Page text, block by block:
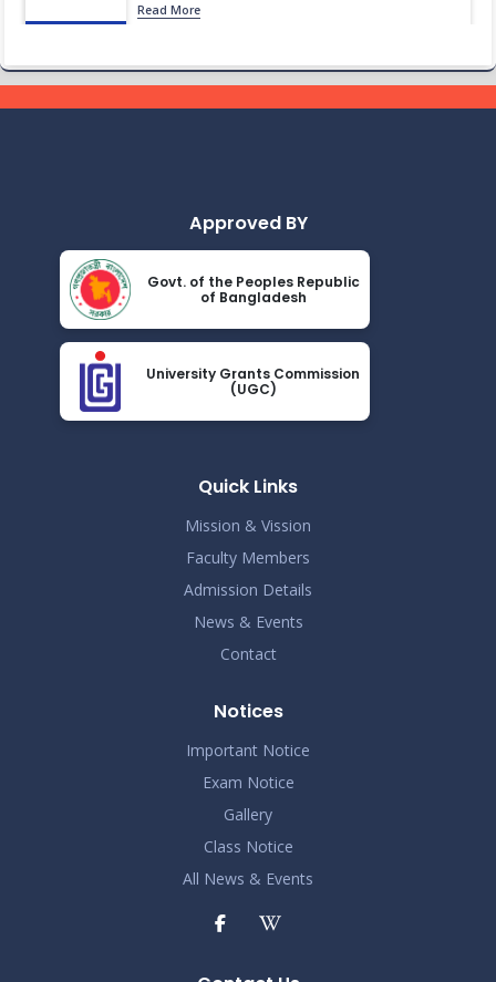
2024
Read More
ধূমপান, পান সেবন করা ও মাদক সেবন করা সম্পূর্ণ নিষিদ্ধ।
Nov 19
2024
আন্তর্জাতিক মাতৃভাষা দিবস ও শহীদ দিবস পালন প্রসঙ্গে বিজ্ঞপ্তি
Read More
Nov 19
2024
এপ্রিল ২০২৩ সেমিস্টারের ফাইনাল পরীক্ষার (অনুষ্ঠিতব্য অক্টোবর ২০২৩)
বিজ্ঞপ্তি
Approved BY
Govt. of the Peoples Republic
of Bangladesh
University Grants Commission
(UGC)
Quick Links
Mission & Vission
Faculty Members
Admission Details
News & Events
Contact
Notices
Important Notice
Exam Notice
Gallery
Class Notice
All News & Events